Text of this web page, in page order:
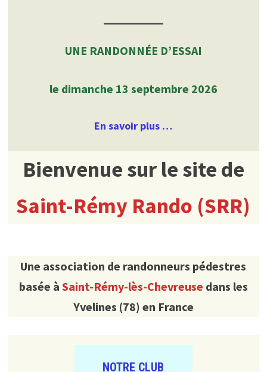
UNE RANDONNÉE D’ESSAI
le dimanche 13 septembre 2026
En savoir plus …
Bienvenue sur le site de
Saint-Rémy Rando (SRR)
Une association de randonneurs pédestres
basée à Saint-Rémy-lès-Chevreuse dans les
Yvelines (78) en France
NOTRE CLUB